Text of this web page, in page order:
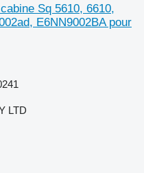
Sq 5610, 6610,
E6NN9002BA pour
LTD